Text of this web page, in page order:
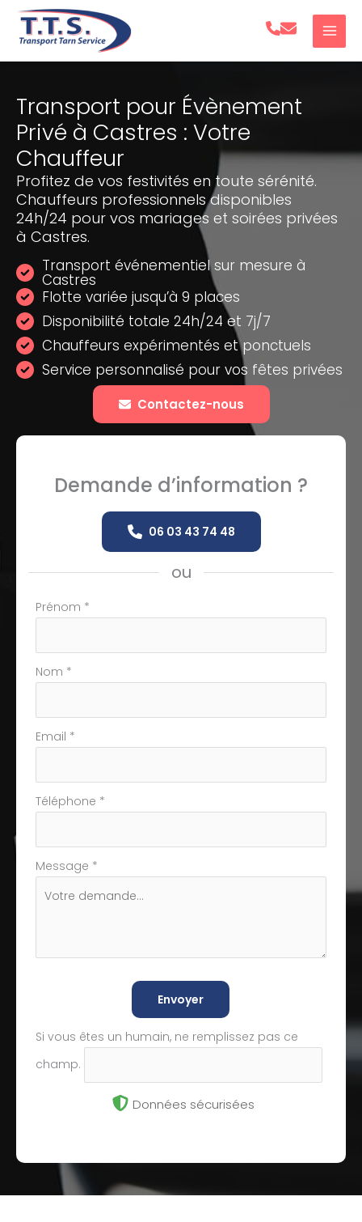
Aller
Transport pour Évènement
Privé à Castres : Votre
Chauffeur
Profitez de vos festivités en toute sérénité.
Chauffeurs professionnels disponibles
24h/24 pour vos mariages et soirées privées
à Castres.
Transport événementiel sur mesure à
Castres
Flotte variée jusqu’à 9 places
Disponibilité totale 24h/24 et 7j/7
Chauffeurs expérimentés et ponctuels
Service personnalisé pour vos fêtes privées
Contactez-nous
Demande d’information ?
06 03 43 74 48
ou
Formulaire
téléphone
Prénom *
Nom *
Email *
Téléphone *
Message *
Envoyer
Si vous êtes un humain, ne remplissez pas ce
champ.
Données sécurisées